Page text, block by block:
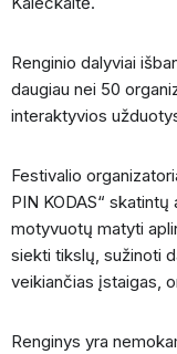
Renginio dalyviai
daugiau nei 50
interaktyvios
Festivalio
PIN KODAS“
motyvuotų matyti
siekti tikslų, sužinoti
veikiančias įstaigas,
Renginys yra